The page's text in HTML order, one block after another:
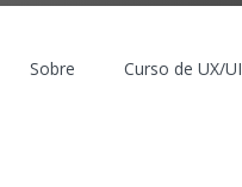
Sobre Curso de UX/UI